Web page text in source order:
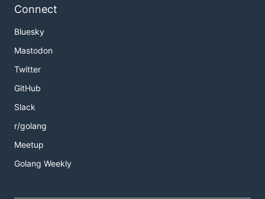
Connect
Bluesky
Mastodon
Twitter
GitHub
Slack
r/golang
Meetup
Golang Weekly